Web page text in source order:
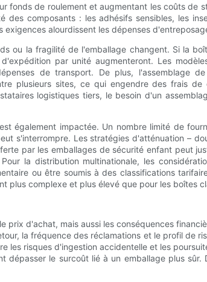
fonds de roulement et augmentant les coûts de
composants : les adhésifs sensibles, les
alourdissent les dépenses
ou la fragilité de l'emballage changent. Si la
par unité augmenteront. Les
de transport. De plus, l'assemblage
plusieurs sites, ce qui engendre des frais
logistiques tiers, le besoin d'un
également impactée. Un nombre limité de
s'interrompre. Les stratégies d'atténuation –
par les emballages de sécurité enfant peut
la distribution multinationale, les
ou être soumis à des classifications
plus complexe et plus élevé que pour les boîtes
prix d'achat, mais aussi les conséquences
la fréquence des réclamations et le profil de
les risques d'ingestion accidentelle et les
le surcoût lié à un emballage plus